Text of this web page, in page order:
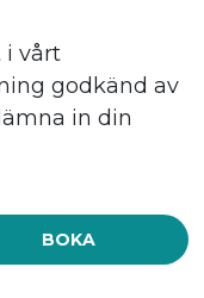
i vårt
godkänd av
in din
BOKA